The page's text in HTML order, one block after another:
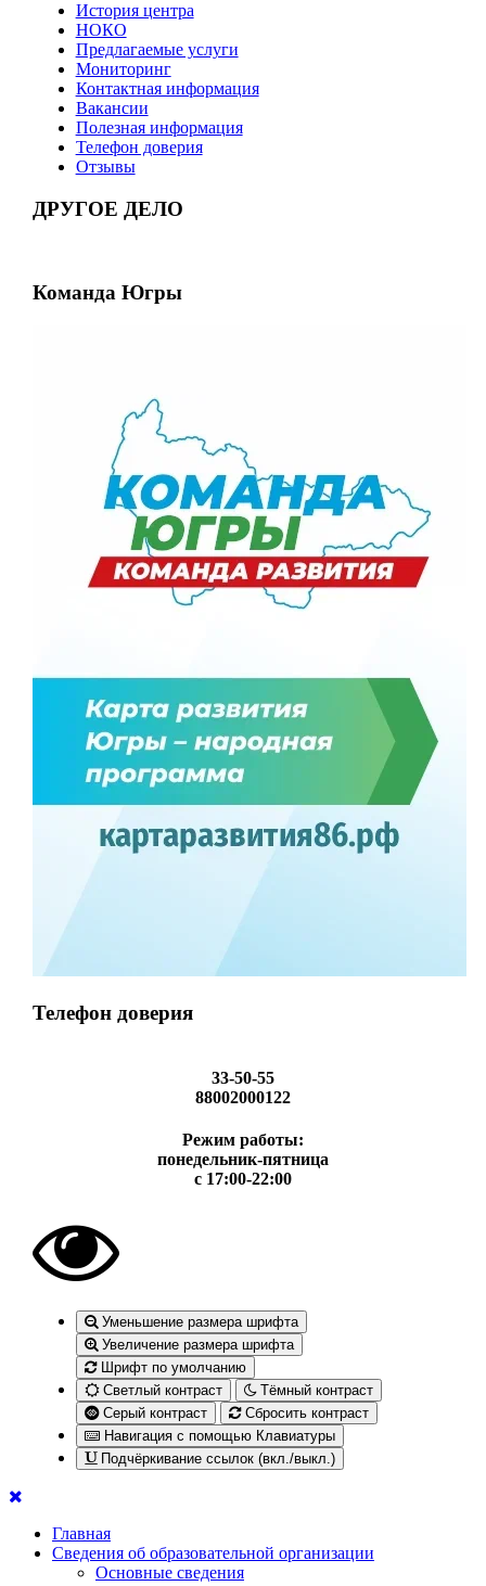
История центра
НОКО
Предлагаемые услуги
Мониторинг
Контактная информация
Вакансии
Полезная информация
Телефон доверия
Отзывы
ДРУГОЕ ДЕЛО
Команда Югры
Телефон доверия
33-50-55
88002000122
Режим работы:
понедельник-пятница
с 17:00-22:00
Уменьшение размера шрифта
Увеличение размера шрифта
Шрифт по умолчанию
Светлый контраст
Тёмный контраст
Серый контраст
Сбросить контраст
Навигация с помощью Клавиатуры
Подчёркивание ссылок (вкл./выкл.)
Главная
Сведения об образовательной организации
Основные сведения